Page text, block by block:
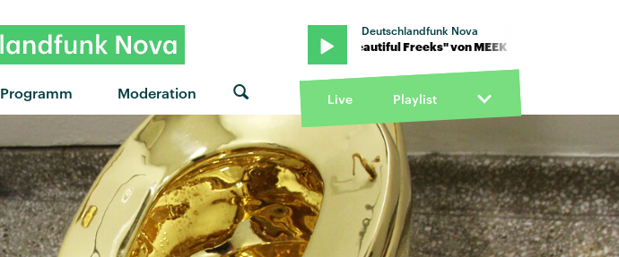
Programm Moderation
Deutschlandfunk Nova
"Beautiful Freeks" von MEEK · "Beautiful Freeks" von MEEK · "Beautiful Freeks" von MEEK
Live Playlist